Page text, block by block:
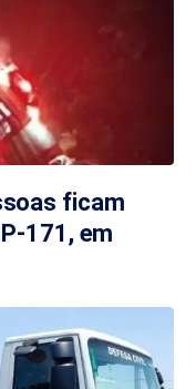
ficam
171, em